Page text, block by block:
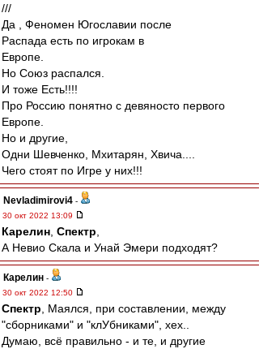
///
Да , Феномен Югославии после
Распада есть по игрокам в
Европе.
Но Союз распался.
И тоже Есть!!!!
Про Россию понятно с девяносто первого
Европе.
Но и другие,
Одни Шевченко, Мхитарян, Хвича....
Чего стоят по Игре у них!!!
Nevladimirovi4 -
30 окт 2022 13:09
Карелин Спектр
А Невио Скала и Унай Эмери подходят?
Карелин -
30 окт 2022 12:50
Спектр , Маялся, при составлении, между
"сборниками" и "клУбниками", хех..
Думаю, всё правильно - и те, и другие